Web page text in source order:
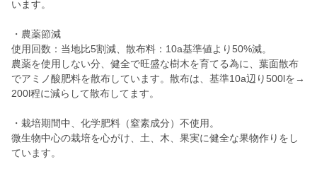
います。
・農薬節減
使用回数：当地比5割減、散布料：10a基準値より50%減。
農薬を使用しない分、健全で旺盛な樹木を育てる為に、葉面散布
でアミノ酸肥料を散布しています。散布は、基準10a辺り500lを→
200l程に減らして散布してます。
・栽培期間中、化学肥料（窒素成分）不使用。
微生物中心の栽培を心がけ、土、木、果実に健全な果物作りをし
ています。